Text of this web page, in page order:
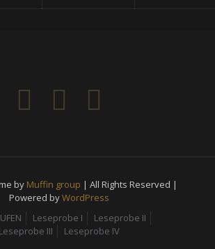
by Muffin group | All Rights Reserved |
Powered byWordPress
Leseprobe I
Leseprobe II
Leseprobe III
Leseprobe IV